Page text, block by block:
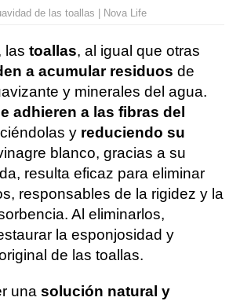
de las toallas | Nova Life
las toallas, al igual que otras
a acumular residuos de
y minerales del agua.
adhieren a las fibras del
y reduciendo su
blanco, gracias a su
resulta eficaz para eliminar
responsables de la rigidez y la
Al eliminarlos,
la esponjosidad y
de las toallas.
una solución natural y